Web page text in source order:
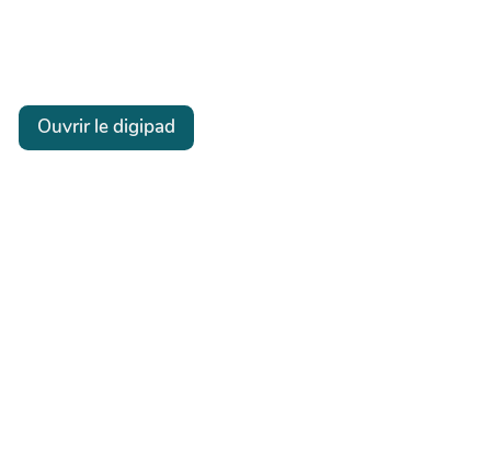
Ouvrir le digipad